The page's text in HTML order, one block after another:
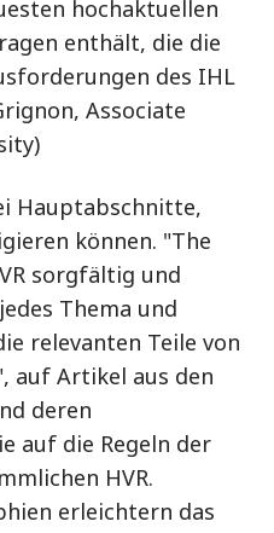
hochaktuellen
enthält, die die
des IHL
Associate
Hauptabschnitte,
können. "The
sorgfältig und
Thema und
relevanten Teile von
auf Artikel aus den
deren
auf die Regeln der
HVR.
erleichtern das